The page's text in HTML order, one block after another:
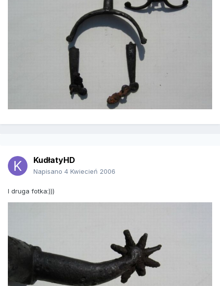
KudłatyHD
Napisano 4 Kwiecień 2006
I druga fotka:)))